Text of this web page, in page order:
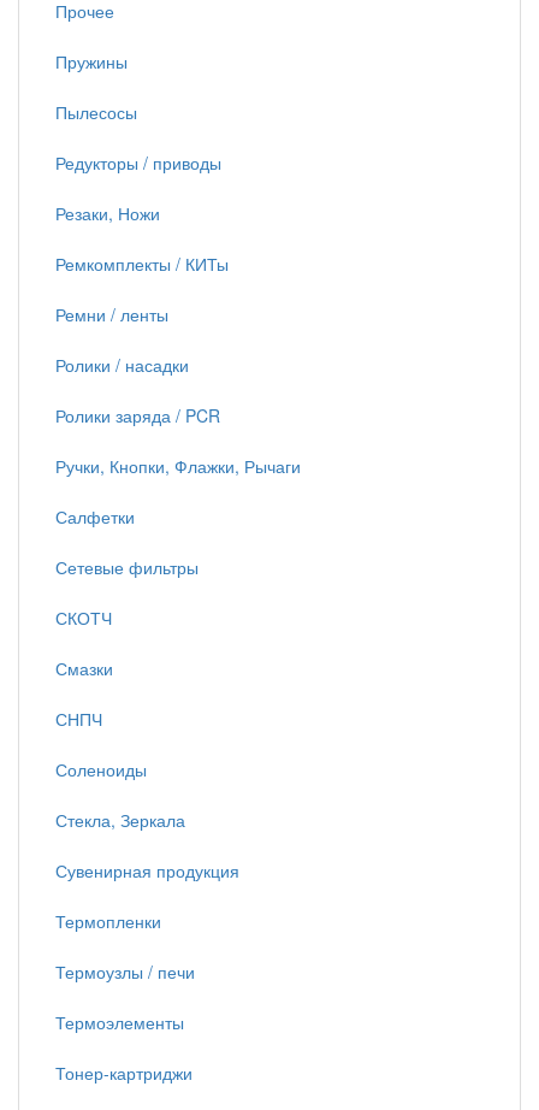
Прочее
Пружины
Пылесосы
Редукторы / приводы
Резаки, Ножи
Ремкомплекты / КИТы
Ремни / ленты
Ролики / насадки
Ролики заряда / PCR
Ручки, Кнопки, Флажки, Рычаги
Салфетки
Сетевые фильтры
СКОТЧ
Смазки
СНПЧ
Соленоиды
Стекла, Зеркала
Сувенирная продукция
Термопленки
Термоузлы / печи
Термоэлементы
Тонер-картриджи